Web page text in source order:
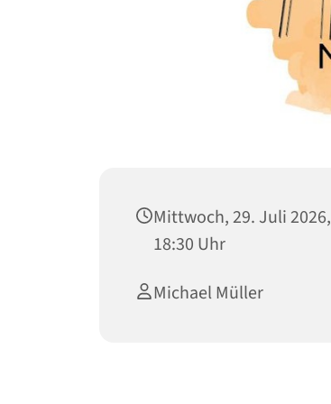
Mittwoch, 29. Juli 2026,
18:30 Uhr
Michael Müller